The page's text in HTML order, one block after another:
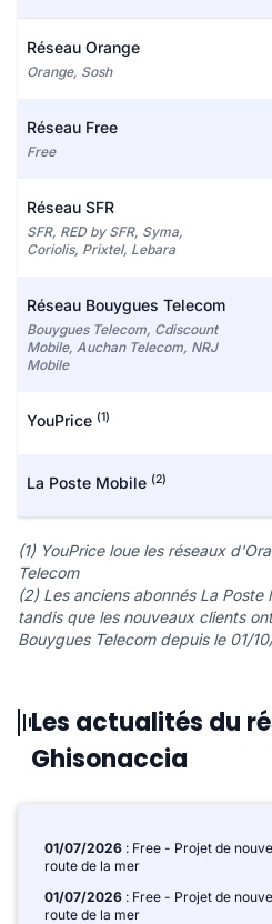
Réseau Orange
Orange, Sosh
Réseau Free
Free
Réseau SFR
SFR, RED by SFR, Syma,
Coriolis, Prixtel, Lebara
Réseau Bouygues Telecom
Bouygues Telecom, Cdiscount
Mobile, Auchan Telecom, NRJ
Mobile
YouPrice (1)
La Poste Mobile (2)
(1) YouPrice loue les réseaux
Telecom
(2) Les anciens abonnés La Poste
tandis que les nouveaux clients
Bouygues Telecom depuis le 01/
Les actualités du
Ghisonaccia
01/07/2026 : Free - Projet de
route de la mer
01/07/2026 : Free - Projet de
route de la mer